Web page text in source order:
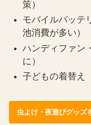
策）
モバイルバッテ
池消費が多い）
ハンディファン
に）
子どもの着替え
虫よけ・夜遊びグッズ